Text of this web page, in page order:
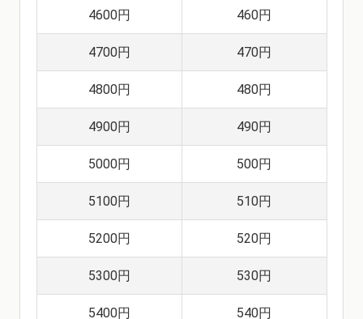
4600円 460円
4700円 470円
4800円 480円
4900円 490円
5000円 500円
5100円 510円
5200円 520円
5300円 530円
5400円 540円